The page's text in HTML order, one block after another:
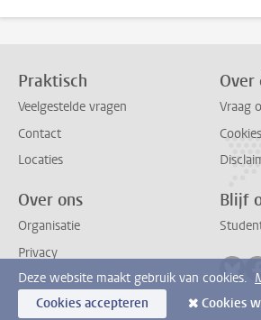
Praktisch
Veelgestelde vragen
Contact
Locaties
Over
Vraag
Cookies
Over ons
Organisatie
Privacy
Blijf
Deze website maakt gebruik van cookies.
Cookies accepteren
Cookies